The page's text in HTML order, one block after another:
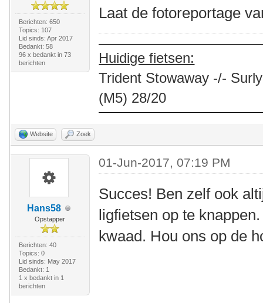
Berichten: 650
Topics: 107
Lid sinds: Apr 2017
Bedankt: 58
96 x bedankt in 73
berichten
Laat de fotoreportage
Huidige fietsen:
Trident Stowaway -/-
(M5) 28/20
Website Zoek
Hans58
Opstapper
Berichten: 40
Topics: 0
Lid sinds: May 2017
Bedankt: 1
1 x bedankt in 1
berichten
01-Jun-2017, 07:19 PM
Succes! Ben zelf ook
ligfietsen op te
kwaad. Hou ons op de